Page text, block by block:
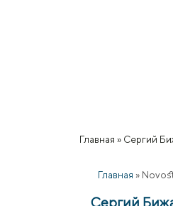
Вы здесь
Главная » Сергий
Главная »
Сергий